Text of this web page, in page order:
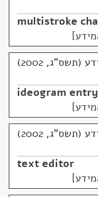
multistroke
(תשס"ג, 2002)
ideogram entry
(תשס"ג, 2002)
text editor